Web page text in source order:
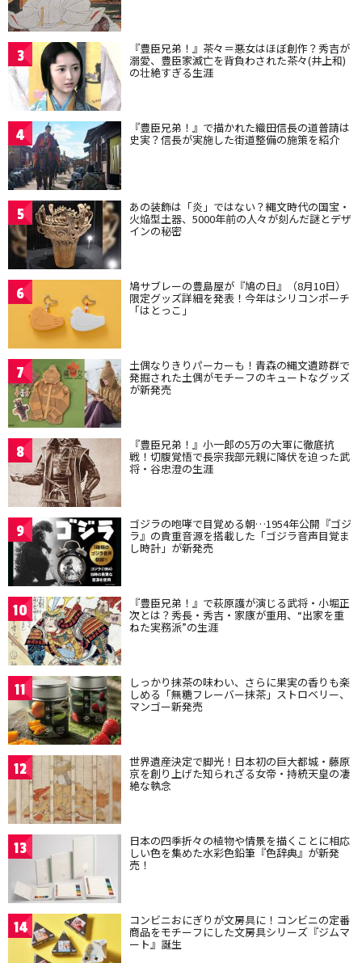
3 『豊臣兄弟！』茶々＝悪女はほぼ創作？秀吉が
溺愛、豊臣家滅亡を背負わされた茶々(井上和)
の壮絶すぎる生涯
4 『豊臣兄弟！』で描かれた織田信長の道普請は
史実？信長が実施した街道整備の施策を紹介
5 あの装飾は「炎」ではない？縄文時代の国宝・
火焔型土器、5000年前の人々が刻んだ謎とデザ
インの秘密
6 鳩サブレーの豊島屋が『鳩の日』（8月10日）
限定グッズ詳細を発表！今年はシリコンポーチ
「はとっこ」
7 土偶なりきりパーカーも！青森の縄文遺跡群で
発掘された土偶がモチーフのキュートなグッズ
が新発売
8 『豊臣兄弟！』小一郎の5万の大軍に徹底抗
戦！切腹覚悟で長宗我部元親に降伏を迫った武
将・谷忠澄の生涯
9 ゴジラの咆哮で目覚める朝…1954年公開『ゴジ
ラ』の貴重音源を搭載した「ゴジラ音声目覚ま
し時計」が新発売
10 『豊臣兄弟！』で萩原護が演じる武将・小堀正
次とは？秀長・秀吉・家康が重用、“出家を重
ねた実務派”の生涯
11 しっかり抹茶の味わい、さらに果実の香りも楽
しめる「無糖フレーバー抹茶」ストロベリー、
マンゴー新発売
12 世界遺産決定で脚光！日本初の巨大都城・藤原
京を創り上げた知られざる女帝・持統天皇の凄
絶な執念
13 日本の四季折々の植物や情景を描くことに相応
しい色を集めた水彩色鉛筆『色辞典』が新発
売！
14 コンビニおにぎりが文房具に！コンビニの定番
商品をモチーフにした文房具シリーズ『ジムマ
ート』誕生